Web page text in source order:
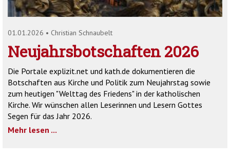
01.01.2026 • Christian Schnaubelt
Neujahrsbotschaften 2026
Die Portale explizit.net und kath.de dokumentieren die
Botschaften aus Kirche und Politik zum Neujahrstag sowie
zum heutigen "Welttag des Friedens" in der katholischen
Kirche. Wir wünschen allen Leserinnen und Lesern Gottes
Segen für das Jahr 2026.
Mehr lesen ...